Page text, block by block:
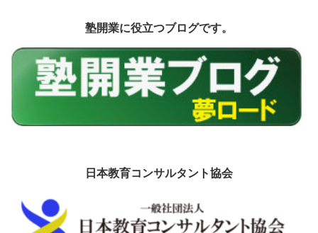
塾開業に役立つブログです。
日本教育コンサルタント協会